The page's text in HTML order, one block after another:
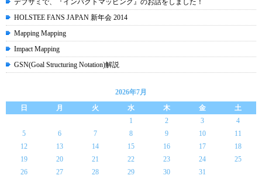
デブサミで、『インパクトマッピング』のお話をしました！
HOLSTEE FANS JAPAN 新年会 2014
Mapping Mapping
Impact Mapping
GSN(Goal Structuring Notation)解説
2026年7月
日
月 火 水 木 金
土
1
2 3
4
5
6 7 8 9 10
11
12
13 14 15 16 17
18
19
20 21 22 23 24
25
26
27 28 29 30 31